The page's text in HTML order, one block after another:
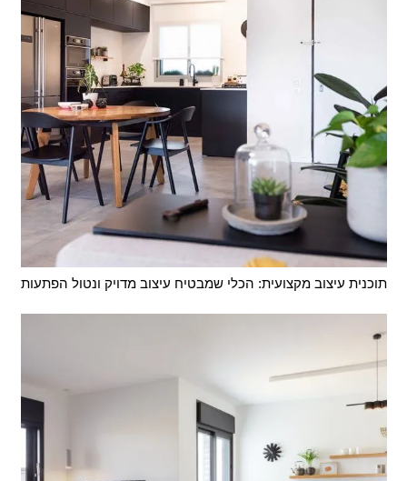
תוכנית עיצוב מקצועית: הכלי שמבטיח עיצוב מדויק ונטול הפתעות